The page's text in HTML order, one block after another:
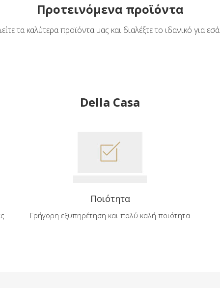
Προτεινόμενα προϊόντα
τα καλύτερα προϊόντα μας και διαλέξτε το ιδανικό για
Della Casa
Ποιότητα
Γρήγορη εξυπηρέτηση και πολύ καλή ποιότητα